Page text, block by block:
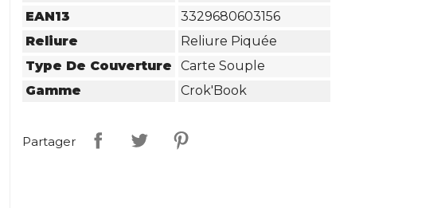
EAN13
3329680603156
Reliure
Reliure Piquée
Type De Couverture
Carte Souple
Gamme
Crok'Book
Partager